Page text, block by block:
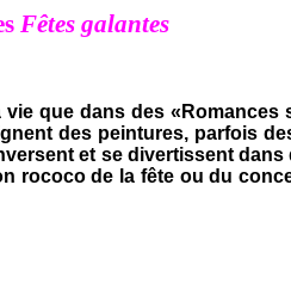
Fêtes galantes
que dans des «Romances
des peintures, parfois
et se divertissent
rococo de la fête ou du